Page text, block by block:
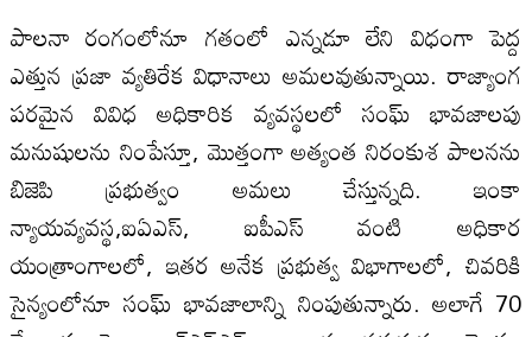
పాలనా రంగంలోనూ గతంలో ఎన్నడూ లేని విధంగా పెద్ద
ఎత్తున ప్రజా వ్యతిరేక విధానాలు అమలవుతున్నాయి. రాజ్యాంగ
పరమైన వివిధ అధికారిక వ్యవస్థలలో సంఘ్ భావజాలపు
మనుషులను నింపేస్తూ, మొత్తంగా అత్యంత నిరంకుశ పాలనను
బిజెపి ప్రభుత్వం అమలు చేస్తున్నది. ఇంకా
న్యాయవ్యవస్థ,ఐఏఎస్, ఐపీఎస్ వంటి అధికార
యంత్రాంగాలలో, ఇతర అనేక ప్రభుత్వ విభాగాలలో, చివరికి
సైన్యంలోనూ సంఘ్ భావజాలాన్ని నింపుతున్నారు. అలాగే 70